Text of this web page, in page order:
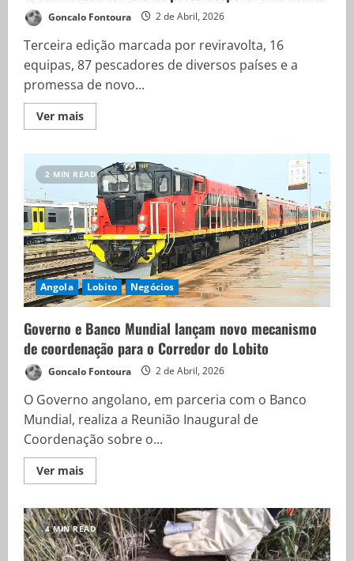
Goncalo Fontoura 2 de Abril, 2026
Terceira edição marcada por reviravolta, 16
equipas, 87 pescadores de diversos países e a
promessa de novo...
Ver mais
2 MIN READ
Angola Lobito Negócios
Governo e Banco Mundial lançam novo mecanismo
de coordenação para o Corredor do Lobito
Goncalo Fontoura 2 de Abril, 2026
O Governo angolano, em parceria com o Banco
Mundial, realiza a Reunião Inaugural de
Coordenação sobre o...
Ver mais
4 MIN READ